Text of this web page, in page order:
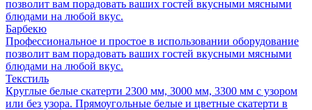
позволит вам порадовать ваших гостей вкусными мясными
блюдами на любой вкус.
Барбекю
Профессиональное и простое в использовании оборудование
позволит вам порадовать ваших гостей вкусными мясными
блюдами на любой вкус.
Текстиль
Круглые белые скатерти 2300 мм, 3000 мм, 3300 мм с узором
или без узора. Прямоугольные белые и цветные скатерти в